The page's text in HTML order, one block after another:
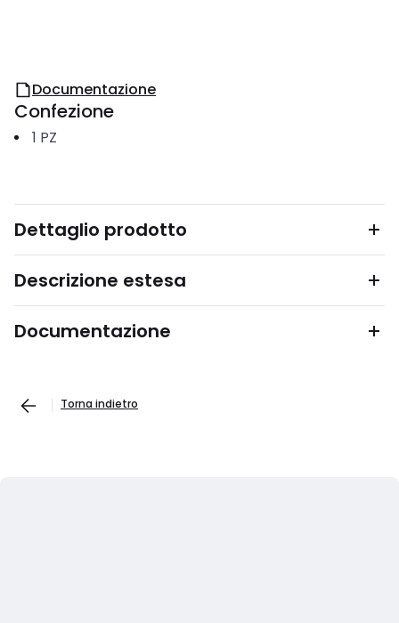
Documentazione
Confezione
1 PZ
Dettaglio prodotto
Descrizione estesa
Documentazione
Torna indietro